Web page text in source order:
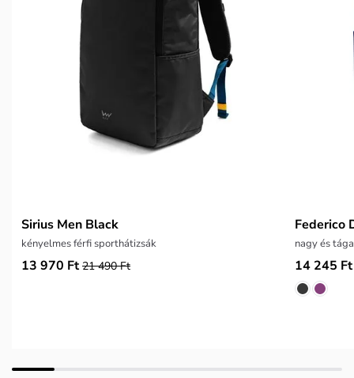
Sirius Men Black
kényelmes férfi sporthátizsák
13 970 Ft 21 490 Ft
Federico
nagy és
14 245 Ft